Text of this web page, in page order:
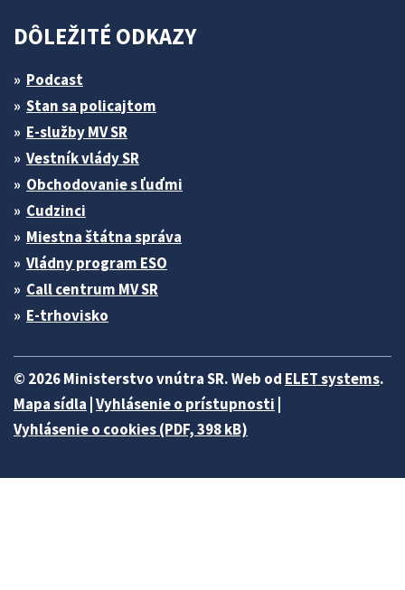
DÔLEŽITÉ ODKAZY
Podcast
Stan sa policajtom
E-služby MV SR
Vestník vlády SR
Obchodovanie s ľuďmi
Cudzinci
Miestna štátna správa
Vládny program ESO
Call centrum MV SR
E-trhovisko
© 2026 Ministerstvo vnútra SR. Web od ELET systems.
Mapa sídla Vyhlásenie o prístupnosti
Vyhlásenie o cookies (PDF, 398 kB)